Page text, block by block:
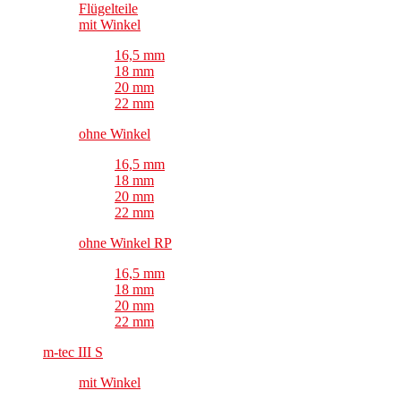
Flügelteile
mit Winkel
16,5 mm
18 mm
20 mm
22 mm
ohne Winkel
16,5 mm
18 mm
20 mm
22 mm
ohne Winkel RP
16,5 mm
18 mm
20 mm
22 mm
m-tec III S
mit Winkel